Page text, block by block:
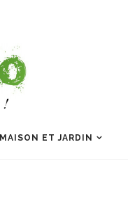
MAISON ET JARDIN